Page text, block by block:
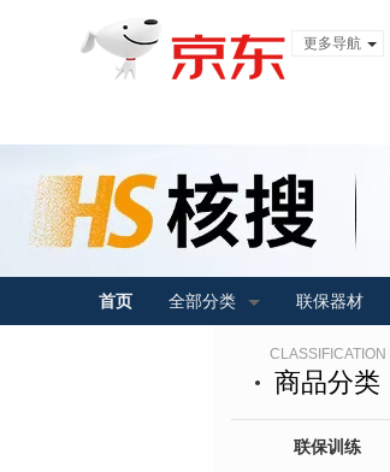
更多导航
首页 全部分类 联保器材
CLASSIFICATION
商品分类
联保训练